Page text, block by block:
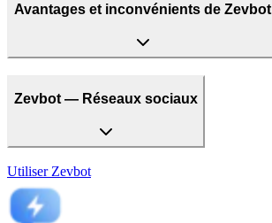
Avantages et inconvénients de Zevbot
Zevbot — Réseaux sociaux
Utiliser Zevbot